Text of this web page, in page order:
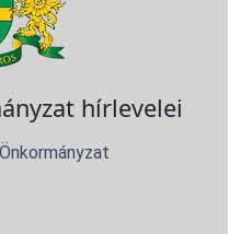
hírlevelei